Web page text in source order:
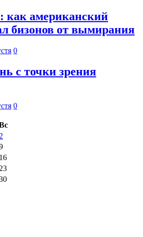
как американский
бизонов от вымирания
0
с точки зрения
0
2
16
23